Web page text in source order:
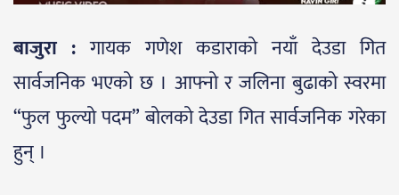
बाजुरा :गायक गणेश कडाराको नयाँ देउडा गित
सार्वजनिक भएको छ । आफ्नो र जलिना बुढाको स्वरमा
“फुल फुल्यो पदम” बोलको देउडा गित सार्वजनिक गरेका
हुन् ।